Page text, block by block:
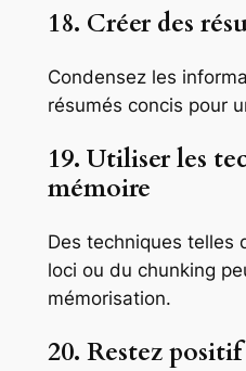
18. Créer des
Condensez les
résumés concis pour
19. Utiliser les
mémoire
Des techniques telles
loci ou du chunking
mémorisation.
20. Restez positif